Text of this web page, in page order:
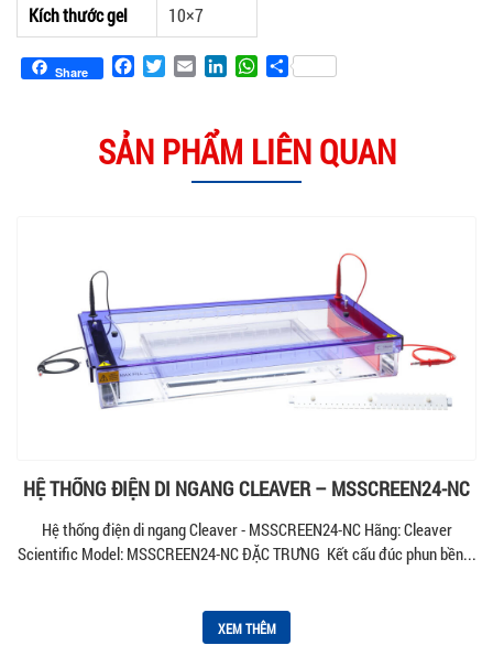
Kích thước gel 10×7
Share Facebook
TwitterEmail LinkedInWhatsApp
Share
SẢN PHẨM LIÊN QUAN
HỆ THỐNG ĐIỆN DI NGANG CLEAVER – MSSCREEN24-NC
Hệ thống điện di ngang Cleaver - MSSCREEN24-NC Hãng: Cleaver
Scientific Model: MSSCREEN24-NC ĐẶC TRƯNG Kết cấu đúc phun bền...
XEM THÊM